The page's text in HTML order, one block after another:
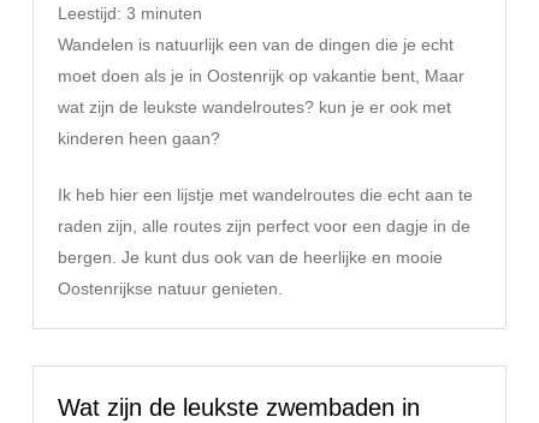
Leestijd: 3 minuten
Wandelen is natuurlijk een van de dingen die je echt
moet doen als je in Oostenrijk op vakantie bent, Maar
wat zijn de leukste wandelroutes? kun je er ook met
kinderen heen gaan?
Ik heb hier een lijstje met wandelroutes die echt aan te
raden zijn, alle routes zijn perfect voor een dagje in de
bergen. Je kunt dus ook van de heerlijke en mooie
Oostenrijkse natuur genieten.
Wat zijn de leukste zwembaden in